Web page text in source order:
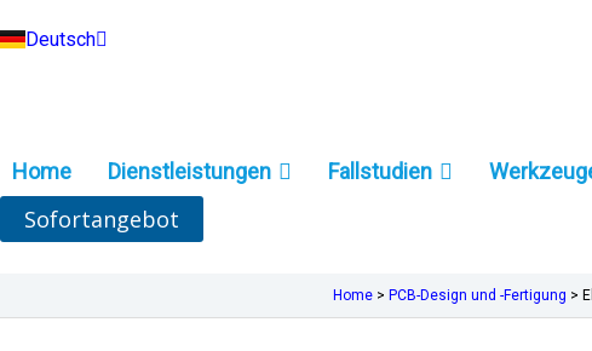
Deutsch
Indonesia
Home Dienstleistungen Fallstudien
Sofortangebot
Home > PCB-Design und -Fertigung >